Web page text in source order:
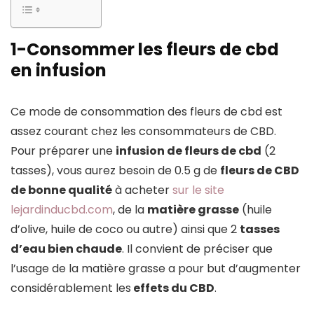
1-Consommer les fleurs de cbd
en infusion
Ce mode de consommation des fleurs de cbd est
assez courant chez les consommateurs de CBD.
Pour préparer une infusion de fleurs de cbd (2
tasses), vous aurez besoin de 0.5 g de fleurs de CBD
de bonne qualitéà achetersur le site
lejardinducbd.com, de la matière grasse (huile
d’olive, huile de coco ou autre) ainsi que 2 tasses
d’eau bien chaude. Il convient de préciser que
l’usage de la matière grasse a pour but d’augmenter
considérablement les effets du CBD.